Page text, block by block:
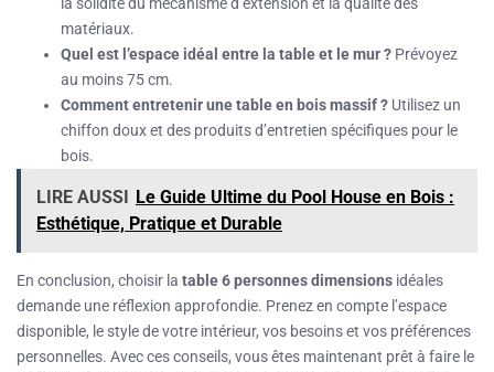
matériaux.
Quel est l’espace idéal entre la table et le mur ? Prévoyez
au moins 75 cm.
Comment entretenir une table en bois massif ? Utilisez un
chiffon doux et des produits d’entretien spécifiques pour le
bois.
LIRE AUSSI Le Guide Ultime du Pool House en Bois :
Esthétique, Pratique et Durable
En conclusion, choisir la table 6 personnes dimensions idéales
demande une réflexion approfondie. Prenez en compte l’espace
disponible, le style de votre intérieur, vos besoins et vos préférences
personnelles. Avec ces conseils, vous êtes maintenant prêt à faire le